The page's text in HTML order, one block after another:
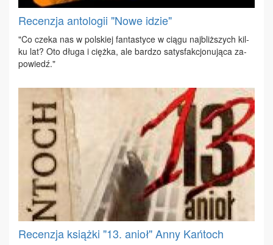
Recenzja antologii "Nowe idzie"
"Co cze­ka nas w pol­skiej fan­ta­sty­ce w cią­gu naj­bliż­szych kil­
ku lat? Oto dłu­ga i cięż­ka, ale bar­dzo sa­tys­fak­cjo­nu­ją­ca za­
po­wiedź."
Recenzja książki "13. anioł" Anny Kańtoch